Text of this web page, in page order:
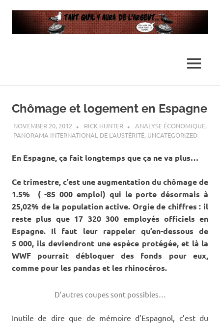
contentaura
de
l’argent
…
pour
le
MENU
Chômage et logement en Espagne
NOVEMBER 20, 2012 RICK HUNTER ANALYSE ÉCONOMIQUE,
PANORAMA INTERNATIONAL DE L'AUSTÉRITÉ, UNCATEGORIZED
En Espagne, ça fait longtemps que ça ne va plus…
Ce trimestre, c’est une augmentation du chômage de
1.5% ( -85 000 emploi) qui le porte désormais à
25,02% de la population active. Orgie de chiffres : il
reste plus que 17 320 300 employés officiels en
Espagne. Il faut leur rappeler qu’en-dessous de
5 000, ils deviendront une espèce protégée, et là la
WWF pourrait débloquer des fonds pour eux,
comme pour les pandas et les rhinocéros.
D’autres coupes sont possibles…
Inutile de dire que de mémoire d’Espagnol, c’est du